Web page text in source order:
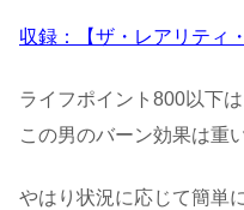
収録：【ザ・レアリティ
ライフポイント800以下
この男のバーン効果は重
やはり状況に応じて簡単